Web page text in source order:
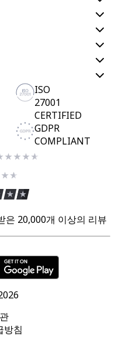
ISO
27001
CERTIFIED
GDPR
COMPLIANT
20,000개 이상의 리뷰
방침